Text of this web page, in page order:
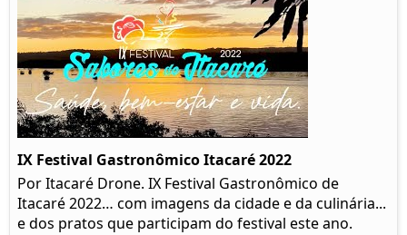
IX Festival Gastronômico Itacaré 2022
Por Itacaré Drone. IX Festival Gastronômico de
Itacaré 2022… com imagens da cidade e da culinária...
e dos pratos que participam do festival este ano.